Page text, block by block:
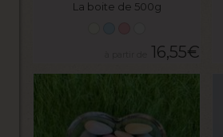
La boite de 500g
16,55€